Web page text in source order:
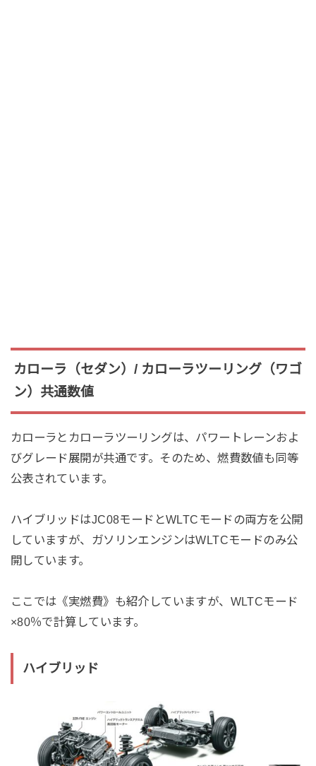
カローラ（セダン）/ カローラツーリング（ワゴ
ン）共通数値
カローラとカローラツーリングは、パワートレーンおよ
びグレード展開が共通です。そのため、燃費数値も同等
公表されています。
ハイブリッドはJC08モードとWLTCモードの両方を公開
していますが、ガソリンエンジンはWLTCモードのみ公
開しています。
ここでは《実燃費》も紹介していますが、WLTCモード
×80％で計算しています。
ハイブリッド